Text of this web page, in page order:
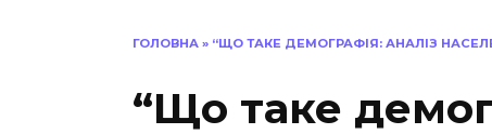
ГОЛОВНА » “ЩО ТАКЕ ДЕМОГРАФІЯ: АНАЛІЗ
“Що таке